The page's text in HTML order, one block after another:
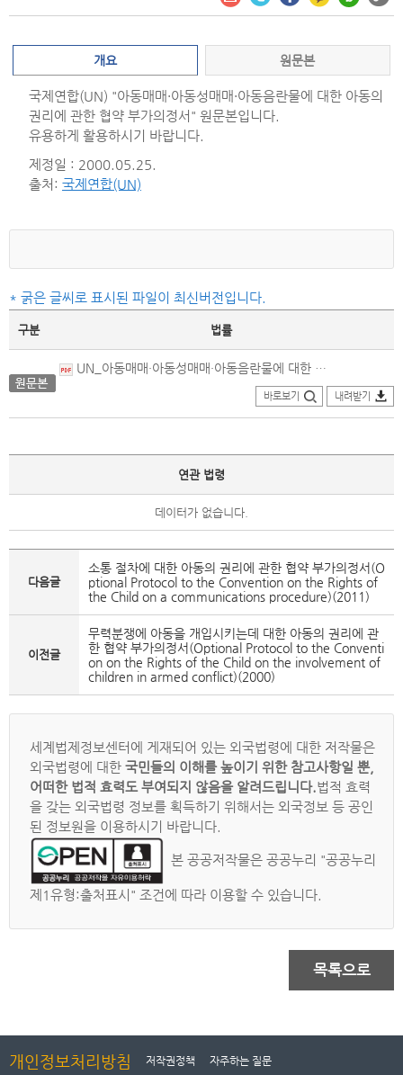
개요 원문본
국제연합(UN) "아동매매·아동성매매·아동음란물에 대한 아동의
권리에 관한 협약 부가의정서" 원문본입니다.
유용하게 활용하시기 바랍니다.
제정일 : 2000.05.25.
출처: 국제연합(UN)
* 굵은 글씨로 표시된 파일이 최신버전입니다.
구분 법률
UN_아동매매·아동성매매·아동음란물에 대한 아동의 권리에 관한 협약 부가의정서_원문본(2000).pdf
바로보기 내려받기
연관 법령
데이터가 없습니다.
다음글
소통 절차에 대한 아동의 권리에 관한 협약 부가의정서(O
ptional Protocol to the Convention on the Rights of
the Child on a communications procedure)(2011)
이전글
무력분쟁에 아동을 개입시키는데 대한 아동의 권리에 관
한 협약 부가의정서(Optional Protocol to the Conventi
on on the Rights of the Child on the involvement of
children in armed conflict)(2000)
세계법제정보센터에 게재되어 있는 외국법령에 대한 저작물은
외국법령에 대한 국민들의 이해를 높이기 위한 참고사항일 뿐,
어떠한 법적 효력도 부여되지 않음을 알려드립니다.법적 효력
을 갖는 외국법령 정보를 획득하기 위해서는 외국정보 등 공인
된 정보원을 이용하시기 바랍니다.
본 공공저작물은 공공누리 "공공누리
제1유형:출처표시" 조건에 따라 이용할 수 있습니다.
목록으로
개인정보처리방침 저작권정책 자주하는 질문